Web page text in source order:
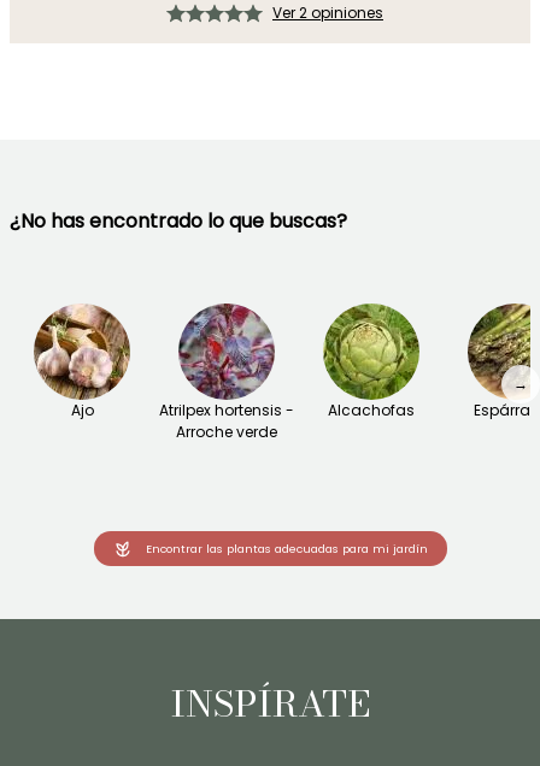
Ver 2 opiniones
¿No has encontrado lo que buscas?
Ajo
Atrilpex hortensis -
Arroche verde
Alcachofas
→
Encontrar las plantas adecuadas para mi jardín
INSPÍRATE